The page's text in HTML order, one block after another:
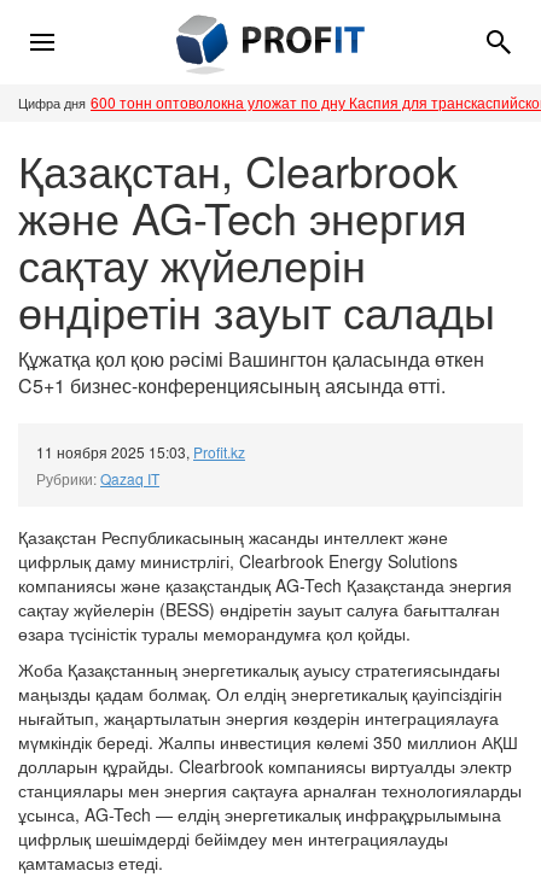
Цифра дня 600 тонн оптоволокна уложат по дну Каспия для
Қазақстан, Clearbrook
және AG-Tech энергия
сақтау жүйелерін
өндіретін зауыт салады
Құжатқа қол қою рәсімі Вашингтон қаласында өткен
C5+1 бизнес-конференциясының аясында өтті.
11 ноября 2025 15:03, Profit.kz
Рубрики:Qazaq IT
Қазақстан Республикасының жасанды интеллект және
цифрлық даму министрлігі, Clearbrook Energy Solutions
компаниясы және қазақстандық AG-Tech Қазақстанда энергия
сақтау жүйелерін (BESS) өндіретін зауыт салуға бағытталған
өзара түсіністік туралы меморандумға қол қойды.
Жоба Қазақстанның энергетикалық ауысу стратегиясындағы
маңызды қадам болмақ. Ол елдің энергетикалық қауіпсіздігін
нығайтып, жаңартылатын энергия көздерін интеграциялауға
мүмкіндік береді. Жалпы инвестиция көлемі 350 миллион АҚШ
долларын құрайды. Clearbrook компаниясы виртуалды электр
станциялары мен энергия сақтауға арналған технологияларды
ұсынса, AG-Tech — елдің энергетикалық инфрақұрылымына
цифрлық шешімдерді бейімдеу мен интеграциялауды
қамтамасыз етеді.